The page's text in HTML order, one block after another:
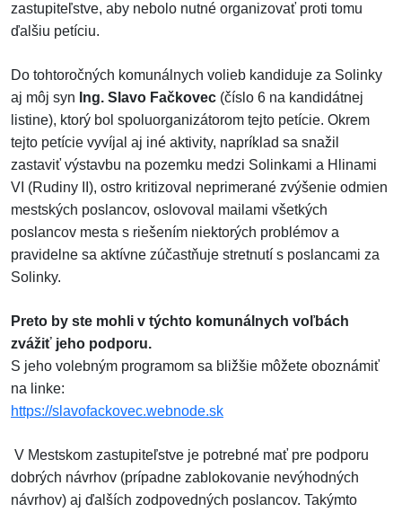
zastupiteľstve, aby nebolo nutné organizovať proti tomu
ďalšiu petíciu.
Do tohtoročných komunálnych volieb kandiduje za Solinky
aj môj syn Ing. Slavo Fačkovec (číslo 6 na kandidátnej
listine), ktorý bol spoluorganizátorom tejto petície. Okrem
tejto petície vyvíjal aj iné aktivity, napríklad sa snažil
zastaviť výstavbu na pozemku medzi Solinkami a Hlinami
VI (Rudiny II), ostro kritizoval neprimerané zvýšenie odmien
mestských poslancov, oslovoval mailami všetkých
poslancov mesta s riešením niektorých problémov a
pravidelne sa aktívne zúčastňuje stretnutí s poslancami za
Solinky.
Preto by ste mohli v týchto komunálnych voľbách
zvážiť jeho podporu.
S jeho volebným programom sa bližšie môžete oboznámiť
na linke:
https://slavofackovec.webnode.sk
V Mestskom zastupiteľstve je potrebné mať pre podporu
dobrých návrhov (prípadne zablokovanie nevýhodných
návrhov) aj ďalších zodpovedných poslancov. Takýmto